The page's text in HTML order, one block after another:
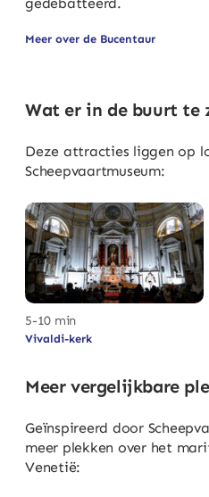
gedebatteerd.
Meer over de Bucentaur
Wat er in de buurt te
Deze attracties liggen op
Scheepvaartmuseum:
5-10 min
Vivaldi-kerk
Meer vergelijkbare
Geïnspireerd door
meer plekken over het
Venetië: